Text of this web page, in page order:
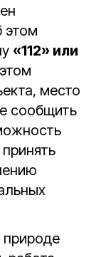
этом
«112» или
место
сообщить
природе